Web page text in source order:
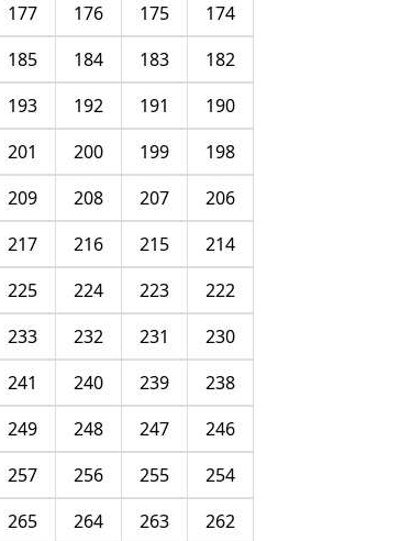
174
175
176
177
182
183
184
185
190
191
192
193
198
199
200
201
206
207
208
209
214
215
216
217
222
223
224
225
230
231
232
233
238
239
240
241
246
247
248
249
254
255
256
257
262
263
264
265